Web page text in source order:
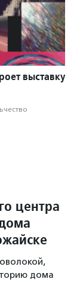
выставку
центра
дома